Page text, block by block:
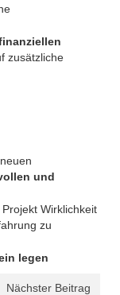
zusätzliche
und
Wirklichkeit
zu
legen
Nächster Beitrag